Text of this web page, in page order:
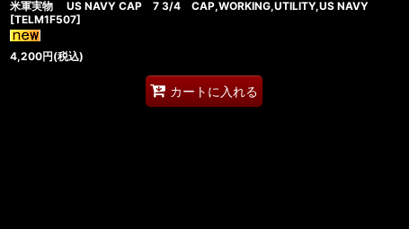
米軍実物 US NAVY CAP 7 3/4 CAP,WORKING,UTILITY,US NAVY
[TELM1F507]
4,200円(税込)
カートに入れる